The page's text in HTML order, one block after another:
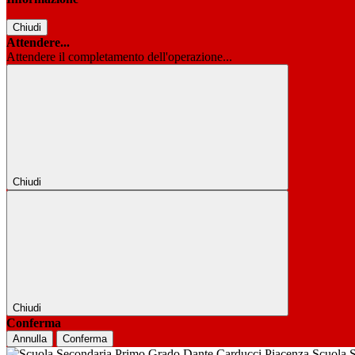
Chiudi
Attendere...
Attendere il completamento dell'operazione...
Chiudi
Chiudi
Conferma
Annulla Conferma